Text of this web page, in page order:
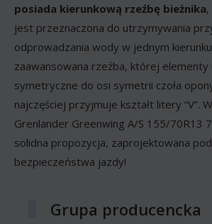
posiada kierunkową rzeźbę bieżnika
jest przeznaczona do utrzymywania
odprowadzania wody w jednym
zaawansowana rzeźba, której elementy
symetryczne do osi symetrii czoła
najczęściej przyjmuje kształt litery “V”.
Grenlander Greenwing A/S 155/70R13
solidna propozycja, zaprojektowana
bezpieczeństwa jazdy!
Grupa producencka